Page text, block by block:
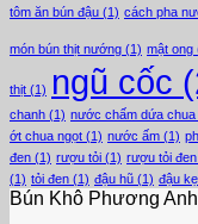
tôm ăn bún đậu (1) cách pha
món bún thịt nướng (1) mật ong
thịt (1) ngũ cốc
chanh (1) nước chấm dứa chua
ớt chua ngọt (1) nước ấm (1)
đen (1) rượu tỏi (1) rượu tỏi đen
(1) tỏi đen (1) đậu hũ (1) đậu
Bún Khô Phương Anh